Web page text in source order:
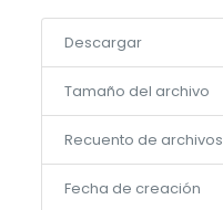
Descargar
Tamaño del archivo
Recuento de archivos
Fecha de creación